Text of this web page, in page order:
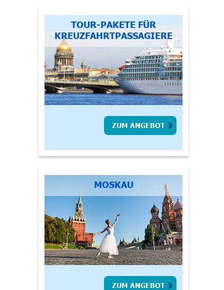
TOUR-PAKETE FÜR
KREUZFAHRTPASSAGIERE
ZUM ANGEBOT
MOSKAU
ZUM ANGEBOT